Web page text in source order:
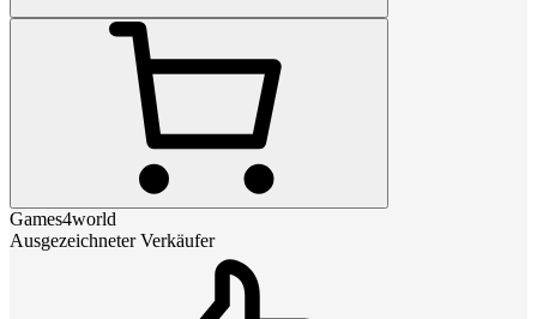
Games4world
Ausgezeichneter Verkäufer